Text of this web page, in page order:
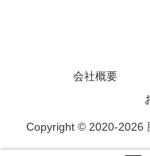
会社概要
Copyright © 2020-2026